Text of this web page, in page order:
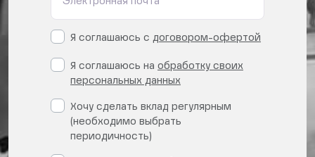
Я соглашаюсь с договором-офертой
Я соглашаюсь на обработку своих
персональных данных
Хочу сделать вклад регулярным
(необходимо выбрать
периодичность)